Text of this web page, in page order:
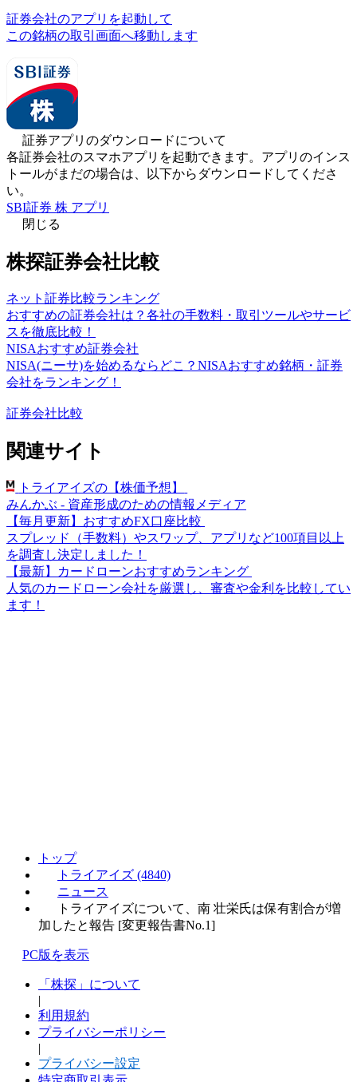
証券会社のアプリを起動して
この銘柄の取引画面へ移動します
証券アプリのダウンロードについて
各証券会社のスマホアプリを起動できます。アプリのインス
トールがまだの場合は、以下からダウンロードしてくださ
い。
SBI証券 株 アプリ
閉じる
株探証券会社比較
ネット証券比較ランキング
おすすめの証券会社は？各社の手数料・取引ツールやサービ
スを徹底比較！
NISAおすすめ証券会社
NISA(ニーサ)を始めるならどこ？NISAおすすめ銘柄・証券
会社をランキング！
証券会社比較
関連サイト
トライアイズの【株価予想】
みんかぶ - 資産形成のための情報メディア
【毎月更新】おすすめFX口座比較
スプレッド（手数料）やスワップ、アプリなど100項目以上
を調査し決定しました！
【最新】カードローンおすすめランキング
人気のカードローン会社を厳選し、審査や金利を比較してい
ます！
トップ
トライアイズ (4840)
ニュース
トライアイズについて、南 壮栄氏は保有割合が増
加したと報告 [変更報告書No.1]
PC版を表示
「株探」について
|
利用規約
プライバシーポリシー
|
プライバシー設定